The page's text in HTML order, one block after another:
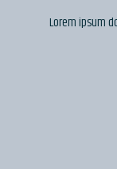
Lorem ipsum